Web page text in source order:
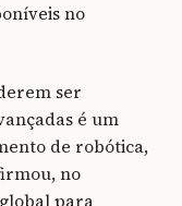
no
ser
é um
de robótica,
no
para